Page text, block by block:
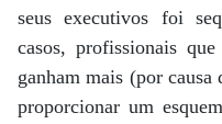
seus executivos foi
casos, profissionais
ganham mais (por causa
proporcionar um